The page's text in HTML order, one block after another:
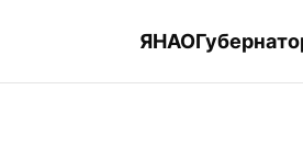
ЯНАО